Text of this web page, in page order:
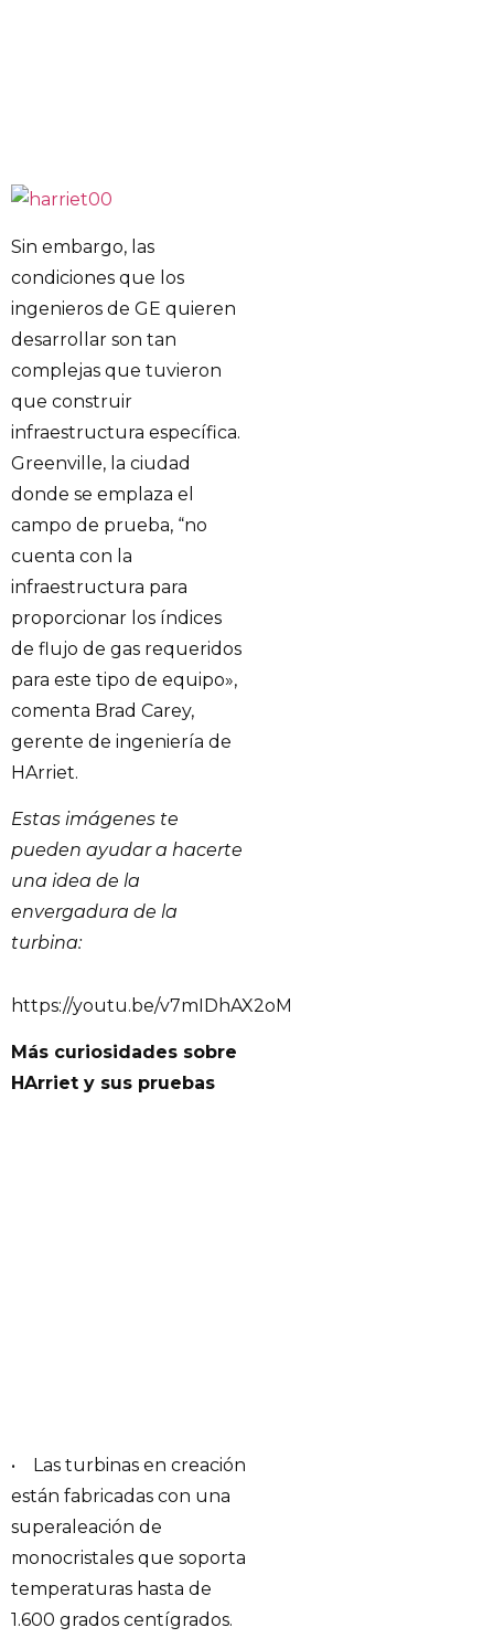
Sin embargo, las
condiciones que los
ingenieros de GE quieren
desarrollar son tan
complejas que tuvieron
que construir
infraestructura específica.
Greenville, la ciudad
donde se emplaza el
campo de prueba, “no
cuenta con la
infraestructura para
proporcionar los índices
de flujo de gas requeridos
para este tipo de equipo»,
comenta Brad Carey,
gerente de ingeniería de
HArriet.
Estas imágenes te
pueden ayudar a hacerte
una idea de la
envergadura de la
turbina:
https://youtu.be/v7mIDhAX2oM
Más curiosidades sobre
HArriet y sus pruebas
• Las turbinas en creación
están fabricadas con una
superaleación de
monocristales que soporta
temperaturas hasta de
1.600 grados centígrados.